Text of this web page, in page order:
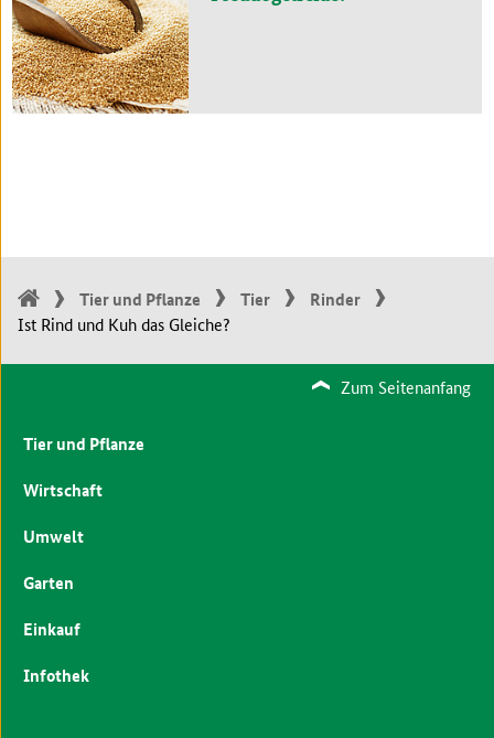
Tier und Pflanze Tier Rinder
Ist Rind und Kuh das Gleiche?
Zum Seitenanfang
Tier und Pflanze
Wirtschaft
Umwelt
Garten
Einkauf
Infothek